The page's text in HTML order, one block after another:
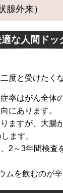
腺外来）
な人間ドッ
度と受けたく
率はがん全体
にあります。
ますが、大腸
ます。
2～3年間検
を飲むのが